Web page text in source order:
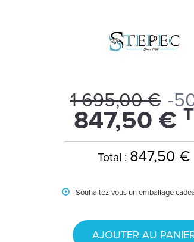
1 695,00 € -
847,50 €
Total : 847,50 €
Souhaitez-vous un emballage
AJOUTER AU